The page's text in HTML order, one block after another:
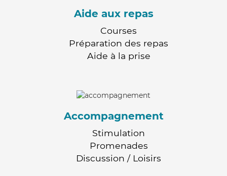
Aide aux repas
Courses
Préparation des repas
Aide à la prise
Accompagnement
Stimulation
Promenades
Discussion / Loisirs